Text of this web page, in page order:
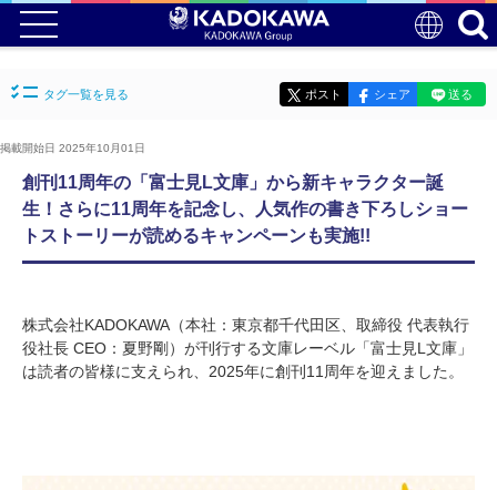
タグ一覧を見る ポスト シェア 送る
掲載開始日 2025年10月01日
創刊11周年の「富士見L文庫」から新キャラクター誕
生！さらに11周年を記念し、人気作の書き下ろしショー
トストーリーが読めるキャンペーンも実施!!
株式会社KADOKAWA（本社：東京都千代田区、取締役 代表執行
役社長 CEO：夏野剛）が刊行する文庫レーベル「富士見L文庫」
は読者の皆様に支えられ、2025年に創刊11周年を迎えました。